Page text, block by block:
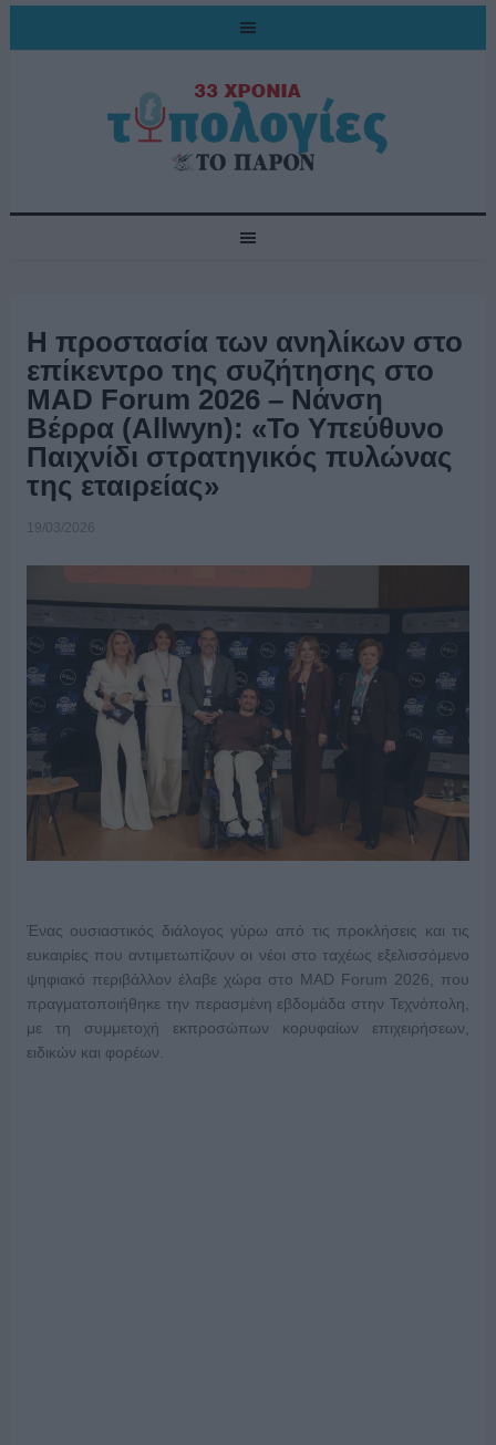
Η προστασία των ανηλίκων στο
επίκεντρο της συζήτησης στο
MAD Forum 2026 – Νάνση
Βέρρα (Allwyn): «Το Υπεύθυνο
Παιχνίδι στρατηγικός πυλώνας
της εταιρείας»
19/03/2026
Ένας ουσιαστικός διάλογος γύρω από τις προκλήσεις και τις
ευκαιρίες που αντιμετωπίζουν οι νέοι στο ταχέως εξελισσόμενο
ψηφιακό περιβάλλον έλαβε χώρα στο MAD Forum 2026, που
πραγματοποιήθηκε την περασμένη εβδομάδα στην Τεχνόπολη,
με τη συμμετοχή εκπροσώπων κορυφαίων επιχειρήσεων,
ειδικών και φορέων.